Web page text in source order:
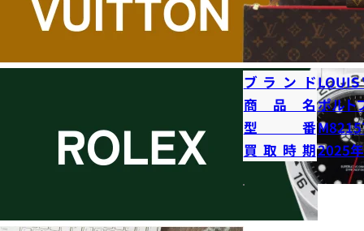
ブランドLOUIS
商品名ポルト
型番
買取時期2025